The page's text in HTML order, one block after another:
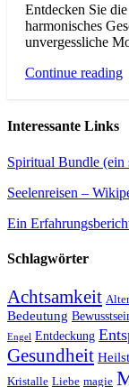
Entdecken Sie
harmonisches
unvergessliche
Continue reading
Interessante Links
Spiritual Bundle (ein
Seelenreisen –
Ein
Schlagwörter
Achtsamkeit
Bedeutung
Engel Entdeckung
Gesundheit
Kristalle Liebe magie